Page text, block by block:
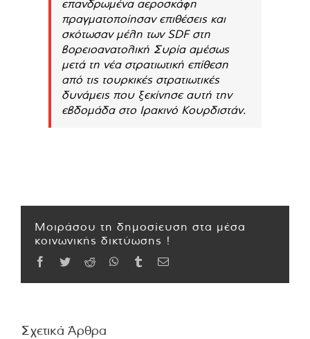
επανδρωμένα αεροσκάφη
πραγματοποίησαν επιθέσεις και
σκότωσαν μέλη των SDF στη
βορειοανατολική Συρία αμέσως
μετά τη νέα στρατιωτική επίθεση
από τις τουρκικές στρατιωτικές
δυνάμεις που ξεκίνησε αυτή την
εβδομάδα στο Ιρακινό Κουρδιστάν.
Μοιράσου τη δημοσίευση στα μέσα
κοινωνικής δικτύωσης !
Facebook
TwitterReddit WhatsApp
TumblrEmail
Σχετικά Άρθρα